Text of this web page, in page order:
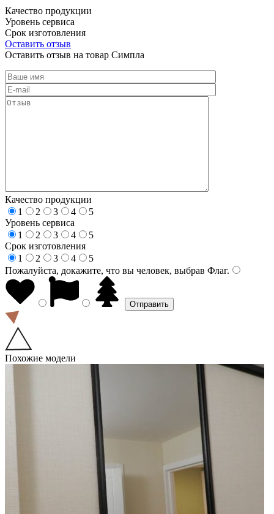
Качество продукции
Уровень сервиса
Срок изготовления
Оставить отзыв
Оставить отзыв на товар Симпла
Качество продукции
1
2 3 4
5
Уровень сервиса
1
2 3 4
5
Срок изготовления
1
2 3 4
5
Пожалуйста, докажите, что вы человек, выбрав Флаг.
Похожие модели